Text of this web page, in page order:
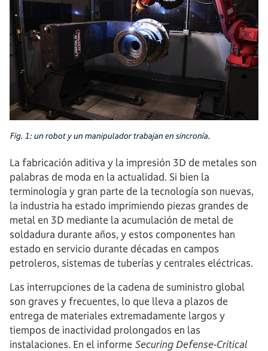
Fig. 1: un robot y un manipulador trabajan en sincronía.
La fabricación aditiva y la impresión 3D de metales son
palabras de moda en la actualidad. Si bien la
terminología y gran parte de la tecnología son nuevas,
la industria ha estado imprimiendo piezas grandes de
metal en 3D mediante la acumulación de metal de
soldadura durante años, y estos componentes han
estado en servicio durante décadas en campos
petroleros, sistemas de tuberías y centrales eléctricas.
Las interrupciones de la cadena de suministro global
son graves y frecuentes, lo que lleva a plazos de
entrega de materiales extremadamente largos y
tiempos de inactividad prolongados en las
instalaciones. En el informe Securing Defense-Critical